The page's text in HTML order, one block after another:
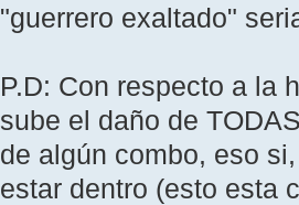
"guerrero exaltado"
P.D: Con respecto a la
sube el daño de
de algún combo, eso
estar dentro (esto esta